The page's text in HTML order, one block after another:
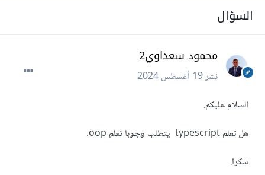
السؤال
محمود سعداوي2
نشر19 أغسطس 2024
السلام عليكم.
هل تعلم typescript يتطلب وجوبا تعلم oop.
شكرا.